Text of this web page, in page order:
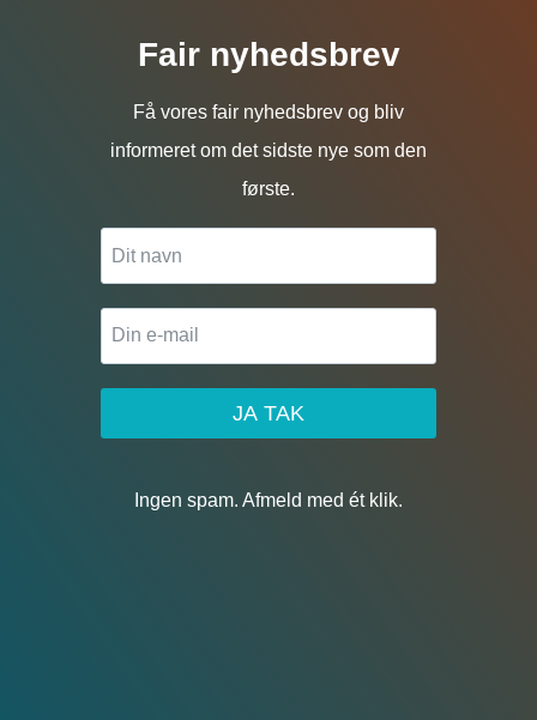
Fair nyhedsbrev
Få vores fair nyhedsbrev og bliv
informeret om det sidste nye som den
første.
JA TAK
Ingen spam. Afmeld med ét klik.